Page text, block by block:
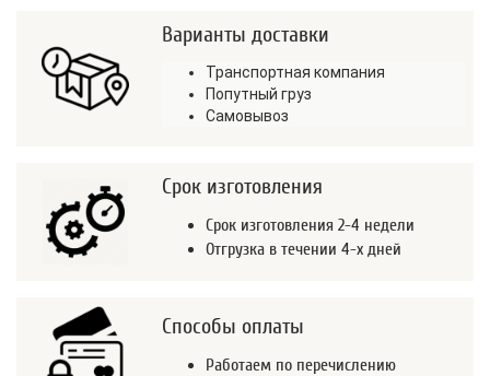
Варианты доставки
Транспортная компания
Попутный груз
Самовывоз
Срок изготовления
Срок изготовления 2-4 недели
Отгрузка в течении 4-х дней
Способы оплаты
Работаем по перечислению